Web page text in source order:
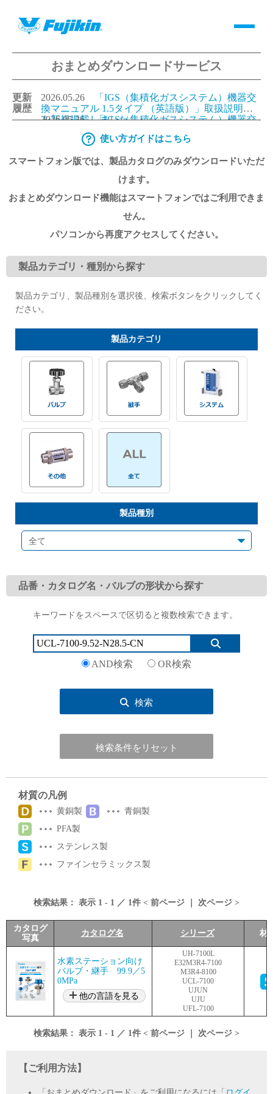
製品情報
バルブ・継手・システムを探す
製品カタログダウンロード
バルブと継手のきほん
説明会・講習会
ログイン
会社情報
Corporate Blog
採用情報
お問い合わせ
おまとめダウンロードサービス
更新
履歴
2026.05.26
「IGS（集積化ガスシステム）機器交
換マニュアル 1.5タイプ （英語版）」取扱説明書
を新規掲載しました。
2026.05.26「IGS（集積化ガスシステム）機器交
換マニュアル 1.125タイプ（英語版）」取扱説明書
を新規掲載しました。
2026.05.26「IGS（集積化ガスシステム）機器交
書を更新しました。
2026.05.26「IGS（集積化ガスシステム）機器交
換マニュアル 1.125タイプ（日本語版）」取扱説明
書を更新しました。
使い方ガイドはこちら
スマートフォン版では、製品カタログのみダウンロードいただ
けます。
おまとめダウンロード機能はスマートフォンではご利用できま
せん。
パソコンから再度アクセスしてください。
製品カテゴリ・種別から探す
製品カテゴリ、製品種別を選択後、検索ボタンをクリックしてく
ださい。
製品カテゴリ
製品種別
品番・カタログ名・バルブの形状から探す
キーワードをスペースで区切ると複数検索できます。
AND検索 OR検索
検索
検索条件をリセット
材質の凡例
黄銅製
青銅製
PFA製
ステンレス製
ファインセラミックス製
検索結果： 表示 1 - 1 ／ 1件 < 前ページ 次ページ >
カタログ
写真
カタログ名 シリーズ 材
水素ステーション向け
バルブ・継手 99.9／5
0MPa
他の言語を見る
UH-7100L
E32M3R4-7100
M3R4-8100
UCL-7100
UJUN
UJU
UFL-7100
検索結果： 表示 1 - 1 ／ 1件 < 前ページ 次ページ >
【ご利用方法】